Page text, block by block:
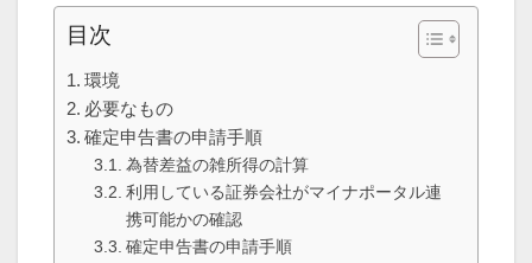
目次
環境
必要なもの
確定申告書の申請手順
為替差益の雑所得の計算
利用している証券会社がマイナポータル連
携可能かの確認
確定申告書の申請手順